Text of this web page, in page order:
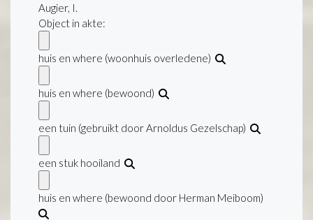
Augier, I.
Object in akte:
huis en where (woonhuis overledene)
huis en where (bewoond)
een tuin (gebruikt door Arnoldus Gezelschap)
een stuk hooiland
huis en where (bewoond door Herman Meiboom)